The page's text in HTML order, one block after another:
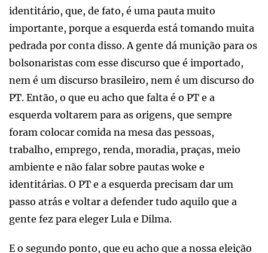
identitário, que, de fato, é uma pauta muito
importante, porque a esquerda está tomando muita
pedrada por conta disso. A gente dá munição para os
bolsonaristas com esse discurso que é importado,
nem é um discurso brasileiro, nem é um discurso do
PT. Então, o que eu acho que falta é o PT e a
esquerda voltarem para as origens, que sempre
foram colocar comida na mesa das pessoas,
trabalho, emprego, renda, moradia, praças, meio
ambiente e não falar sobre pautas woke e
identitárias. O PT e a esquerda precisam dar um
passo atrás e voltar a defender tudo aquilo que a
gente fez para eleger Lula e Dilma.
E o segundo ponto, que eu acho que a nossa eleição